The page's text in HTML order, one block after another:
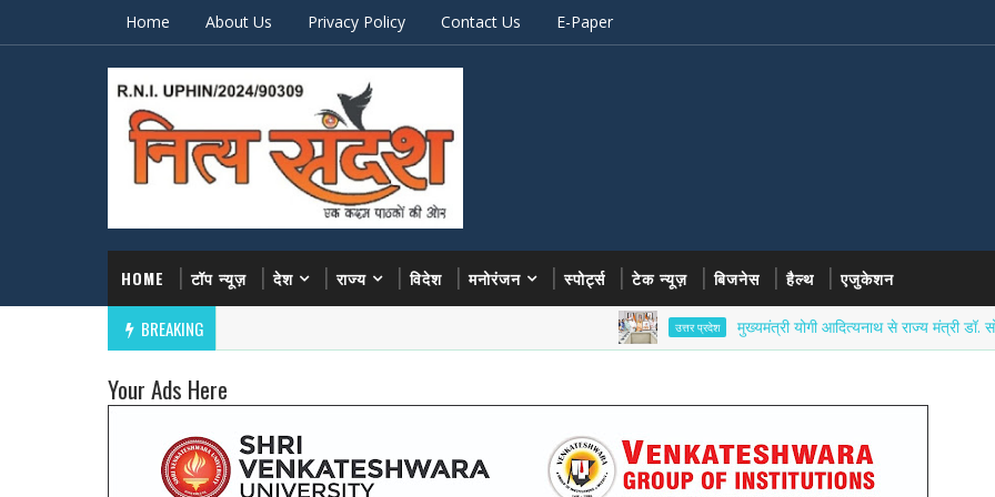
Home About Us Privacy Policy Contact Us E-Paper
HOME टॉप न्यूज़ देश राज्य विदेश मनोरंजन स्पोर्ट्स टेक न्यूज़ बिजनेस हैल्थ एजुकेशन
BREAKING उत्तर प्रदेश मुख्यमंत्री योगी आदित्यनाथ से राज्य मंत्री डॉ. सोमेंद्र तोमर
Your Ads Here